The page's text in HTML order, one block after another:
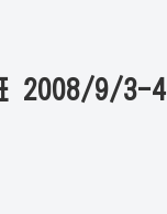
2008/9/3-4